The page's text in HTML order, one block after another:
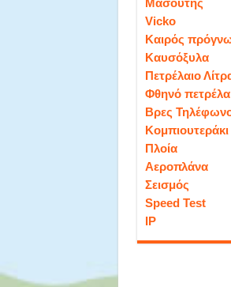
Μασούτης
Vicko
Καιρός
Καυσόξυλα
Πετρέλαιο
Φθηνό
Βρες
Κομπιουτεράκι
Πλοία
Αεροπλάνα
Σεισμός
Speed Test
IP